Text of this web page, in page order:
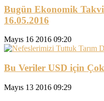
Bugün Ekonomik
16.05.2016
Mayıs 16 2016 09:20
Bu Veriler USD için
Mayıs 13 2016 09:29